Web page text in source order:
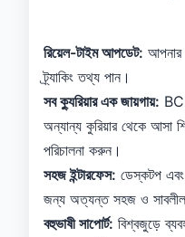
রিয়েল-টাইম আপডেট: আপনার
ট্র্যাকিং তথ্য পান।
সব ক্যুরিয়ার এক জায়গায়:
অন্যান্য কুরিয়ার থেকে আসা
পরিচালনা করুন।
সহজ ইন্টারফেস: ডেস্কটপ এবং
জন্য অত্যন্ত সহজ ও
বহুভাষী সাপোর্ট: বিশ্বজুড়ে